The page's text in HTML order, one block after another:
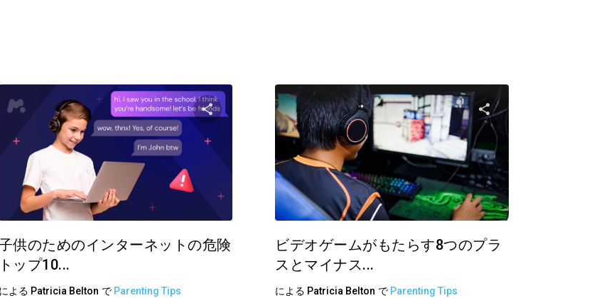
共有する
リンクをコピーする
この記事を共有する
フェイスブック リンクをコピーする
供のためのインターネットの危険
トップ10...
による Patricia Belton で Parenting Tips
この記事を共有
ツイッター
ビデオゲームがもたらす8つのプラ
スとマイナス...
による Patricia Belton で Parenting Tips